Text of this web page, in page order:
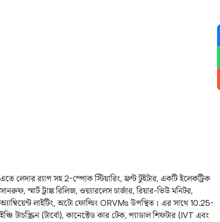
এতে লেদার র‌্যাপ সহ 2-স্পোক স্টিয়ারিং, ফ্রন্ট টুইটার, একটি ইলেকট্রিক
সানরুফ, স্মার্ট ট্রাঙ্ক রিলিজ, ওয়্যারলেস চার্জার, রিয়ার-ভিউ মনিটর,
অ্যাম্বিয়েন্ট লাইটিং, অটো ফোল্ডিং ORVMs উপস্থিত। এর সাথে 10.25-
ইঞ্চি টাচস্ক্রিন (টার্বো), কানেক্টেড কার টেক, প্যাডাল শিফটার (IVT এবং